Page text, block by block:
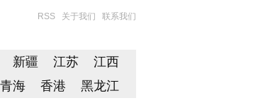
RSS 关于我们 联系我们
新疆 江苏
江西
青海 香港 黑龙江